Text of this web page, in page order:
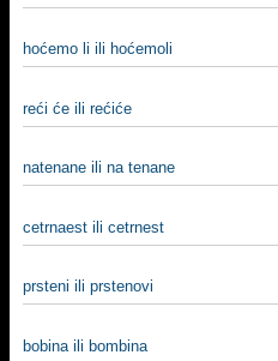
hoćemo li ili hoćemoli
reći će ili rećiće
natenane ili na tenane
cetrnaest ili cetrnest
prsteni ili prstenovi
bobina ili bombina